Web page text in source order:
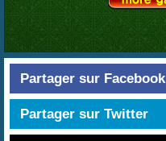
Partager sur Facebook
Partager sur Twitter